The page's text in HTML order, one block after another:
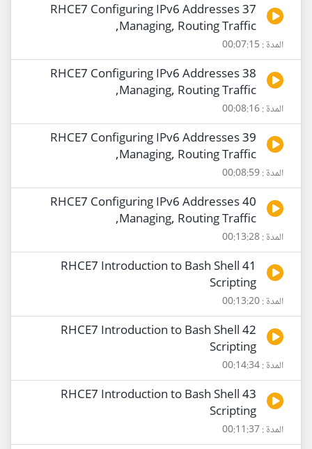
37 RHCE7 Configuring IPv6 Addresses
,Managing, Routing Traffic
المدة : 00:07:15
38 RHCE7 Configuring IPv6 Addresses
,Managing, Routing Traffic
المدة : 00:08:16
39 RHCE7 Configuring IPv6 Addresses
,Managing, Routing Traffic
المدة : 00:08:59
40 RHCE7 Configuring IPv6 Addresses
,Managing, Routing Traffic
المدة : 00:13:28
41 RHCE7 Introduction to Bash Shell
Scripting
المدة : 00:13:20
42 RHCE7 Introduction to Bash Shell
Scripting
المدة : 00:14:34
43 RHCE7 Introduction to Bash Shell
Scripting
المدة : 00:11:37